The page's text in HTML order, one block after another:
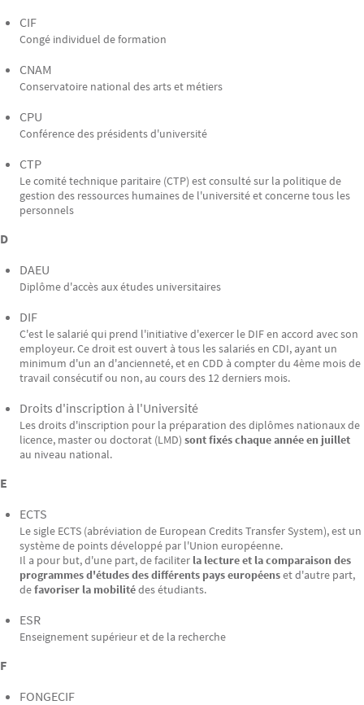
CIF
Congé individuel de formation
CNAM
Conservatoire national des arts et métiers
CPU
Conférence des présidents d'université
CTP
Le comité technique paritaire (CTP) est consulté sur la politique de
gestion des ressources humaines de l'université et concerne tous les
personnels
D
DAEU
Diplôme d'accès aux études universitaires
DIF
C'est le salarié qui prend l'initiative d'exercer le DIF en accord avec son
employeur. Ce droit est ouvert à tous les salariés en CDI, ayant un
minimum d'un an d'ancienneté, et en CDD à compter du 4ème mois de
travail consécutif ou non, au cours des 12 derniers mois.
Droits d'inscription à l'Université
Les droits d'inscription pour la préparation des diplômes nationaux de
licence, master ou doctorat (LMD) sont fixés chaque année en juillet
au niveau national.
E
ECTS
Le sigle ECTS (abréviation de European Credits Transfer System), est un
système de points développé par l'Union européenne.
Il a pour but, d'une part, de faciliter la lecture et la comparaison des
programmes d'études des différents pays européenset d'autre part,
defavoriser la mobilitédes étudiants.
ESR
Enseignement supérieur et de la recherche
F
FONGECIF